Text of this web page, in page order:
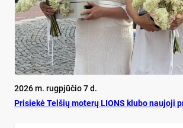
2026 m. rugpjūčio 7 d.
Pri­siekė Tel­šių mo­terų LIONS klu­bo nau­jo­ji